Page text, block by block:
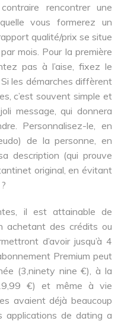
rencontrer une
vous formerez un
qualité/prix se situe
mois. Pour la première
pas à l’aise, fixez le
les démarches diffèrent
c’est souvent simple et
message, qui donnera
Personnalisez-le, en
de la personne, en
description (qui prouve
original, en évitant
il est attainable de
achetant des crédits ou
d’avoir jusqu’à 4
Premium peut
(3,ninety nine €), à la
€) et même à vie
avaient déjà beaucoup
applications de dating a